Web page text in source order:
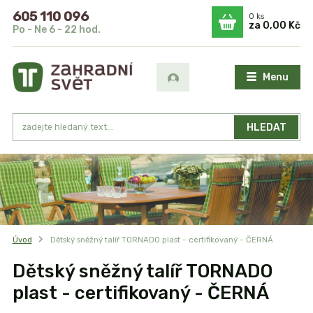
Menu
HLEDAT
605 110 096
Po - Ne 6 - 22 hod.
0ks
za 0,00 Kč
Úvod Dětský sněžný talíř TORNADO plast - certifikovaný - ČERNÁ
Dětský sněžný talíř TORNADO
plast - certifikovaný - ČERNÁ